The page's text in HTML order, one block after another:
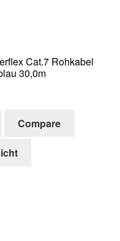
Cat.7 Rohkabel
30,0m
Compare